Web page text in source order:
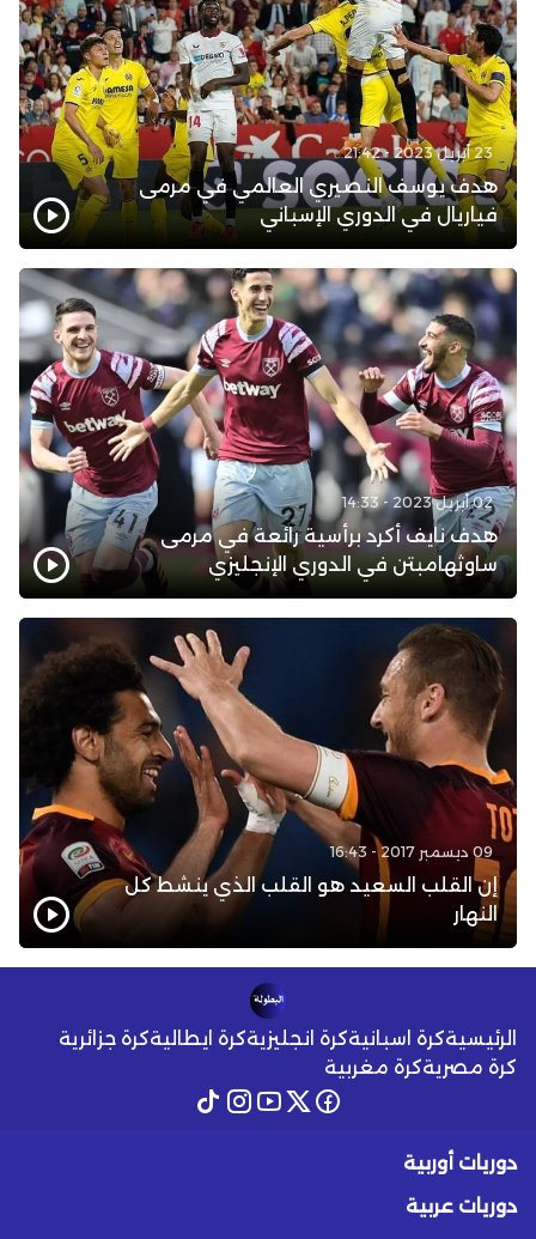
23 أبريل 2023 - 21:42
هدف يوسف النصيري العالمي في مرمى
فياريال في الدوري الإسباني
02 أبريل 2023 - 14:33
هدف نايف أكرد برأسية رائعة في مرمى
ساوثهامبتن في الدوري الإنجليزي
09 ديسمبر 2017 - 16:43
إن القلب السعيد هو القلب الذي ينشط كل
النهار
الرئيسيةكرة اسبانيةكرة انجليزيةكرة ايطاليةكرة جزائرية
كرة مصريةكرة مغربية
دوريات أوربية
دوريات عربية